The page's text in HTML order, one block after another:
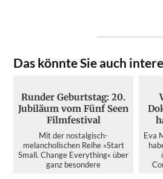
Das könnte Sie auch
Runder Geburtstag: 20.
Jubiläum vom Fünf Seen
Filmfestival
Mit der nostalgisch-
melancholischen Reihe »Start
Small. Change Everything« über
ganz besondere
Eva